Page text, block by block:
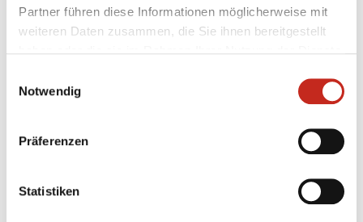
Partner führen diese Informationen möglicherweise mit
weiteren Daten zusammen, die Sie ihnen bereitgestellt
Notwendig
Präferenzen
Statistiken
Weitere News
31.07.2026
Erstes Camp der Handballschule in